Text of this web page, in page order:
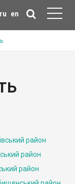
ru en
район
район
район